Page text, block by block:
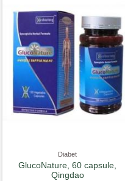
Diabet
GlucoNature, 60 capsule,
Qingdao